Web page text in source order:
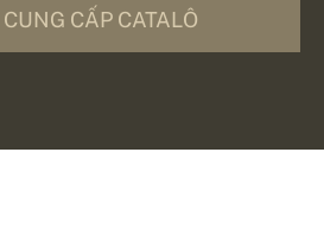
CẤP CATALÔ